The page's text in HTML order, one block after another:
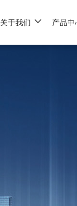
关于我们 产品中